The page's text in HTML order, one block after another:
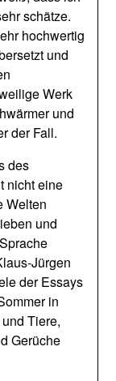
schätze.
hochwertig
und
Werk
und
der Fall.
des
nicht eine
Welten
und
Jürgen
der Essays
in
Tiere,
Gerüche